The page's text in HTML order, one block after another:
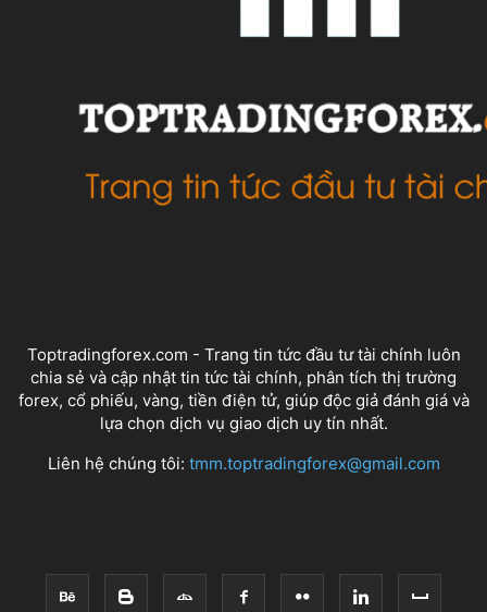
Toptradingforex.com - Trang tin tức đầu tư tài chính luôn
chia sẻ và cập nhật tin tức tài chính, phân tích thị trường
forex, cổ phiếu, vàng, tiền điện tử, giúp độc giả đánh giá và
lựa chọn dịch vụ giao dịch uy tín nhất.
Liên hệ chúng tôi: tmm.toptradingforex@gmail.com